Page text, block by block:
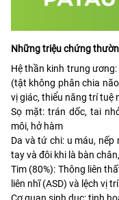
Những triệu chứng
Hệ thần kinh trung
(tật không phân chia
vị giác, thiểu năng trí tuệ
Sọ mặt: trán dốc, tai
môi, hở hàm
Da và tứ chi: u máu,
tay và đôi khi là bàn
Tim (80%): Thông liên
liên nhĩ (ASD) và lệch vị trí
Cơ quan sinh dục: tinh